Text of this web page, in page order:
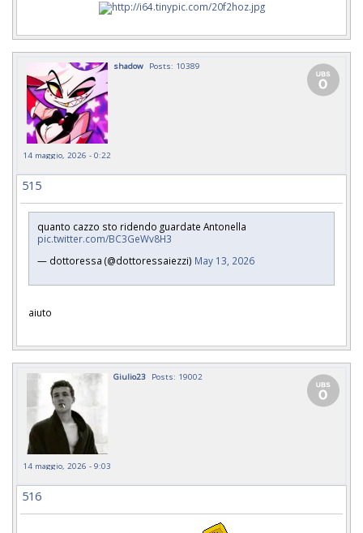
shadow Posts: 10389
14 maggio, 2026 - 0:22
515
quanto cazzo sto ridendo guardate Antonella
pic.twitter.com/BC3GeWv8H3
— dottoressa (@dottoressaiezzi) May 13, 2026
aiuto
Giulio23 Posts: 19002
14 maggio, 2026 - 9:03
516